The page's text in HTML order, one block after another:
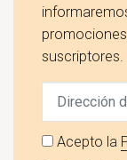
suscriptores.
Acepto la